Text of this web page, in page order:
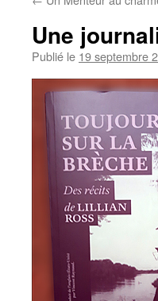
Une
Publié le 19 septembre